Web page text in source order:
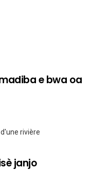
e bwa oa
rivière
janjo